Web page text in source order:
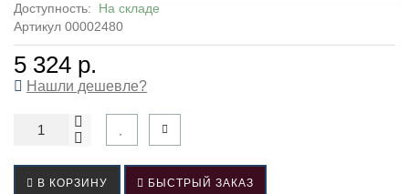
Доступность: На складе
Артикул 00002480
5 324 р.
Нашли дешевле?
В КОРЗИНУ БЫСТРЫЙ ЗАКАЗ